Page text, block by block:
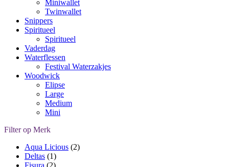
Miniwallet
Twinwallet
Snippers
Spiritueel
Spiritueel
Vaderdag
Waterflessen
Festival Waterzakjes
Woodwick
Elipse
Large
Medium
Mini
Filter op Merk
Aqua Licious (2)
Deltas (1)
Fisura (2)